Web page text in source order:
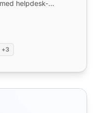
helpdesk-
+3